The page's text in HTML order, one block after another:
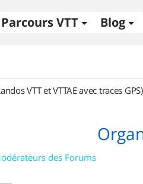
Parcours VTT Blog
VTT et VTTAE avec traces GPS)
des Forums